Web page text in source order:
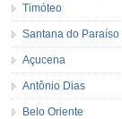
Timóteo
Santana do Paraíso
Açucena
Antônio Dias
Belo Oriente